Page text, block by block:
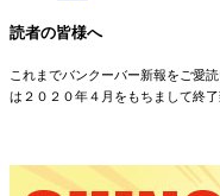
読者の皆様へ
これまでバンクーバー新報をご愛
は２０２０年４月をもちまして終了